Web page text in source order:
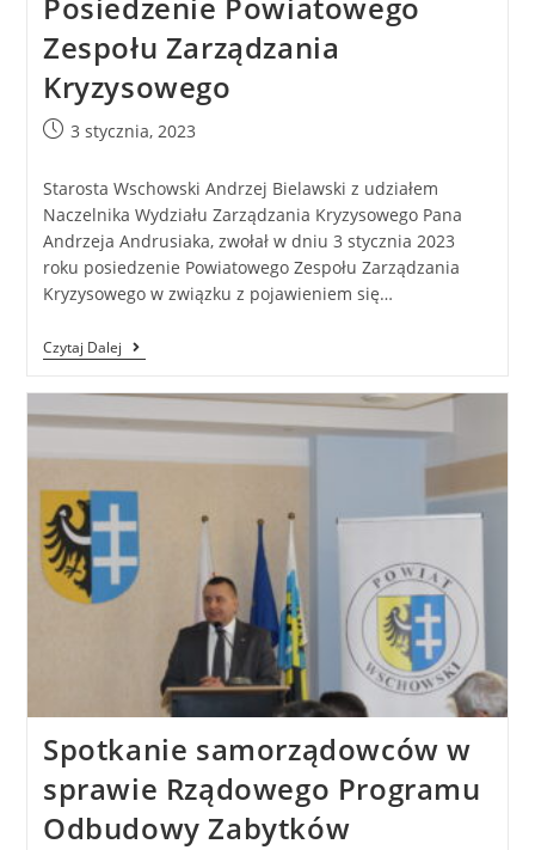
Zespołu Zarządzania
Kryzysowego
3 stycznia, 2023
Starosta Wschowski Andrzej Bielawski z udziałem
Naczelnika Wydziału Zarządzania Kryzysowego Pana
Andrzeja Andrusiaka, zwołał w dniu 3 stycznia 2023
roku posiedzenie Powiatowego Zespołu Zarządzania
Kryzysowego w związku z pojawieniem się…
Czytaj Dalej
Spotkanie samorządowców w
sprawie Rządowego Programu
Odbudowy Zabytków